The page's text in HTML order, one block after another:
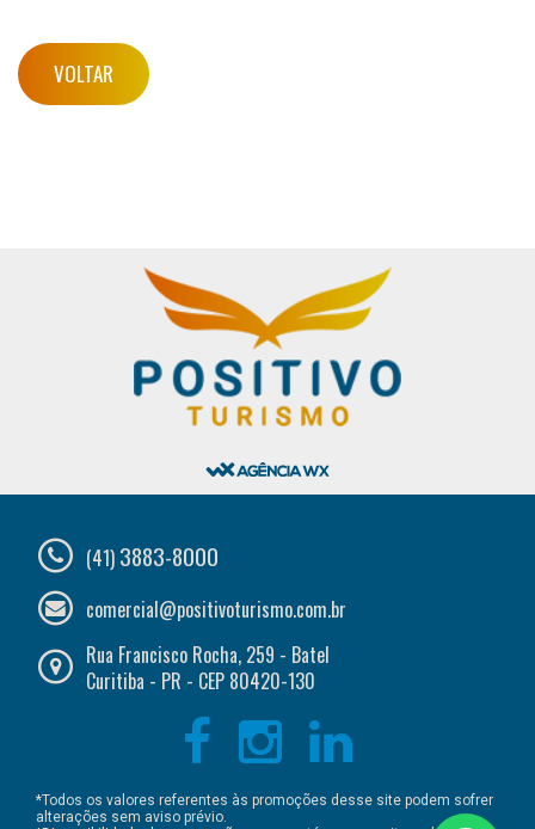
VOLTAR
(41) 3883-8000
comercial@positivoturismo.com.br
Rua Francisco Rocha, 259 - Batel
Curitiba - PR - CEP 80420-130
*Todos os valores referentes às promoções desse site podem sofrer
alterações sem aviso prévio.